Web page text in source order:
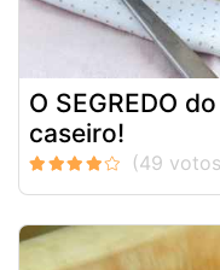
O SEGREDO
caseiro!